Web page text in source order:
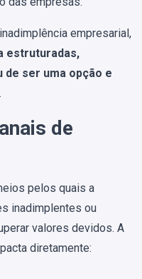
empresarial,
estruturadas,
ser uma opção e
.
de
pelos quais a
inadimplentes ou
valores devidos. A
diretamente: